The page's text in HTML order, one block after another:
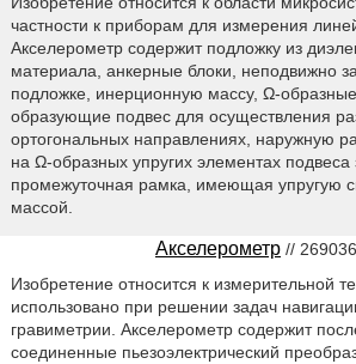
частности к приборам для измерения
Акселерометр содержит подложку из
материала, анкерные блоки, неподвижно
подложке, инерционную массу, Ω-
образующие подвес для осуществления
ортогональных направлениях, наружную
на Ω-образных упругих элементах подвеса
промежуточная рамка, имеющая упругую
массой.
Акселерометр //
Изобретение относится к измерительной
использовано при решении задач
гравиметрии. Акселерометр содержит
соединенные пьезоэлектрический